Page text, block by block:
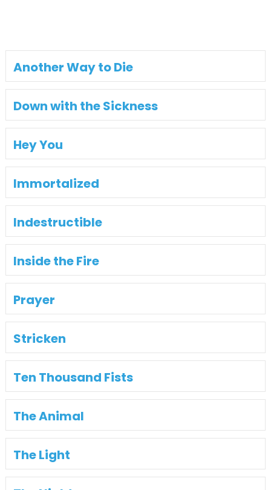
Another Way to Die
Down with the Sickness
Hey You
Immortalized
Indestructible
Inside the Fire
Prayer
Stricken
Ten Thousand Fists
The Animal
The Light